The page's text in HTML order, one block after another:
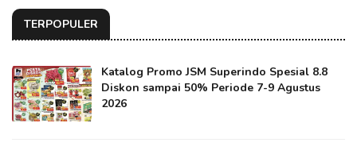
TERPOPULER
Katalog Promo JSM Superindo Spesial 8.8
Diskon sampai 50% Periode 7-9 Agustus
2026